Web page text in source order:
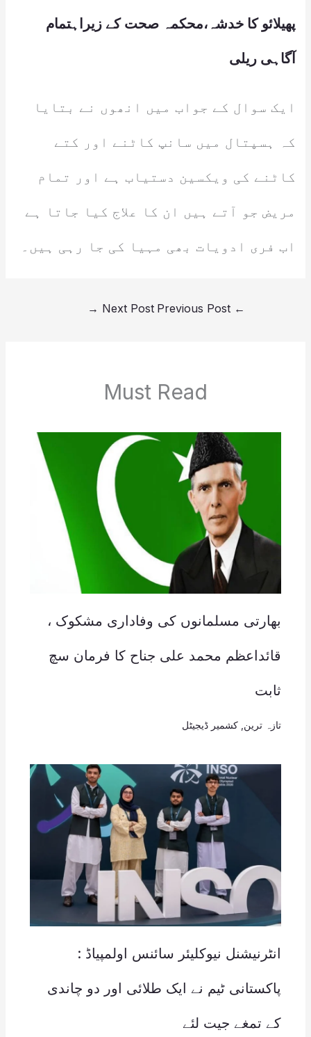
پھیلائو کا خدشہ،محکمہ صحت کے زیراہتمام
آگاہی ریلی
ایک سوال کے جواب میں انھوں نے بتایا
کہ ہسپتال میں سانپ کاٹنے اور کتے
کاٹنے کی ویکسین دستیاب ہے اور تمام
مریض جو آتے ہیں ان کا علاج کیا جاتا ہے
اب فری ادویات بھی مہیا کی جا رہی ہیں۔
←
Next Post
→
Must Read
بھارتی مسلمانوں کی وفاداری مشکوک ،
قائداعظم محمد علی جناح کا فرمان سچ
ثابت
تازہ ترین کشمیر ڈیجیٹل
انٹرنیشنل نیوکلیئر سائنس اولمپیاڈ :
پاکستانی ٹیم نے ایک طلائی اور دو چاندی
کے تمغے جیت لئے